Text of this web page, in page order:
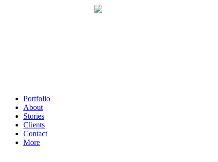
Portfolio
About
Stories
Clients
Contact
More